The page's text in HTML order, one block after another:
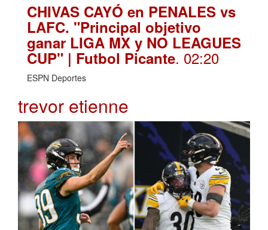
CHIVAS CAYÓ en PENALES vs
LAFC. "Principal objetivo
ganar LIGA MX y NO LEAGUES
CUP" | Futbol Picante. 02:20
ESPN Deportes
trevor etienne